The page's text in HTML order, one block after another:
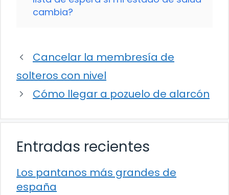
cambia?
Cancelar la membresía de
solteros con nivel
Cómo llegar a pozuelo de alarcón
Entradas recientes
Los pantanos más grandes de
españa